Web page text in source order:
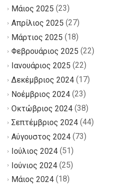
Μάιος 2025 (23)
Απρίλιος 2025 (27)
Μάρτιος 2025 (18)
Φεβρουάριος 2025 (22)
Ιανουάριος 2025 (22)
Δεκέμβριος 2024 (17)
Νοέμβριος 2024 (23)
Οκτώβριος 2024 (38)
Σεπτέμβριος 2024 (44)
Αύγουστος 2024 (73)
Ιούλιος 2024 (51)
Ιούνιος 2024 (25)
Μάιος 2024 (18)